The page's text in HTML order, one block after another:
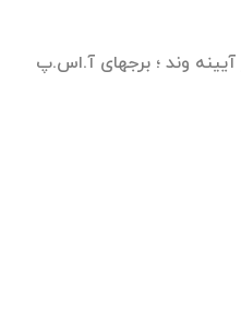
آیینه وند ؛ برجهای آ.اس.پ